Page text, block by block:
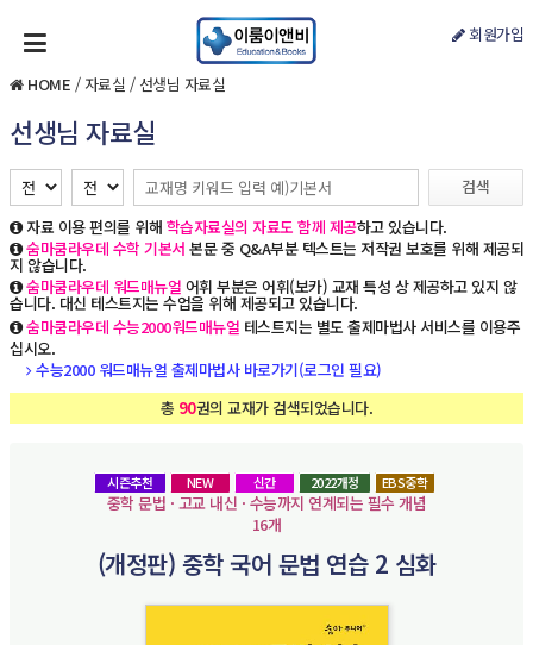
회원가입
HOME / 자료실 / 선생님 자료실
선생님 자료실
검색
자료 이용 편의를 위해 학습자료실의 자료도 함께 제공하고 있습니다.
숨마쿰라우데 수학 기본서 본문 중 Q&A부분 텍스트는 저작권 보호를 위해 제공되
지 않습니다.
숨마쿰라우데 워드매뉴얼 어휘 부분은 어휘(보카) 교재 특성 상 제공하고 있지 않
습니다. 대신 테스트지는 수업을 위해 제공되고 있습니다.
숨마쿰라우데 수능2000워드매뉴얼 테스트지는 별도 출제마법사 서비스를 이용주
십시오.
수능2000 워드매뉴얼 출제마법사 바로가기(로그인 필요)
총 90권의 교재가 검색되었습니다.
시즌추천 NEW 신간 2022개정 EBS중학
중학 문법 · 고교 내신 · 수능까지 연계되는 필수 개념
16개
(개정판) 중학 국어 문법 연습 2 심화